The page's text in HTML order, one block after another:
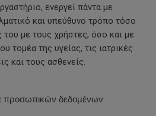
ενεργεί πάντα με
και υπεύθυνο τρόπο τόσο
του με τους χρήστες, όσο και με
τομέα της υγείας, τις ιατρικές
και τους ασθενείς.
προσωπικών δεδομένων